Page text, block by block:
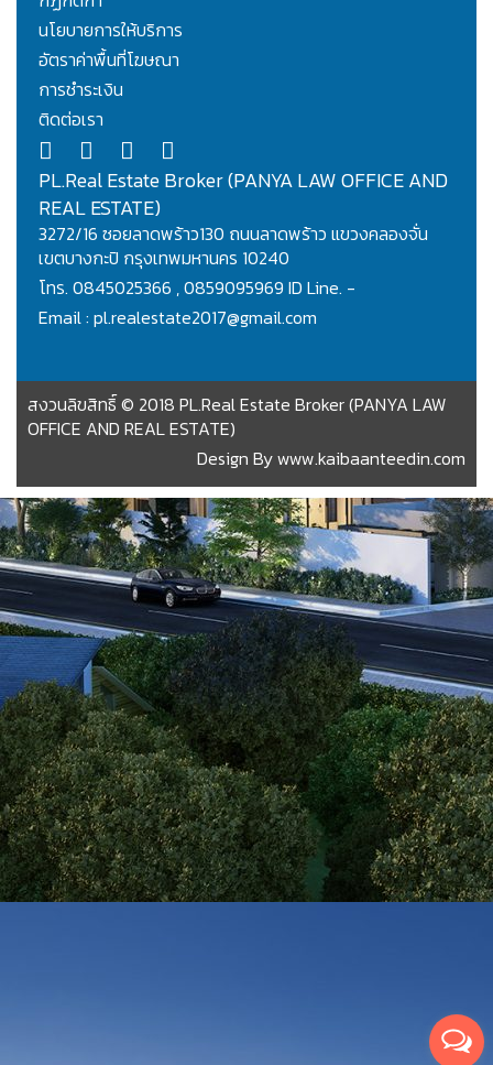
นโยบายการให้บริการ
อัตราค่าพื้นที่โฆษณา
การชำระเงิน
ติดต่อเรา
PL.Real Estate Broker (PANYA LAW OFFICE AND
REAL ESTATE)
3272/16 ซอยลาดพร้าว130 ถนนลาดพร้าว แขวงคลองจั่น
เขตบางกะปิ กรุงเทพมหานคร 10240
โทร. 0845025366 , 0859095969 ID Line. -
Email : pl.realestate2017@gmail.com
สงวนลิขสิทธิ์ © 2018 PL.Real Estate Broker (PANYA LAW
OFFICE AND REAL ESTATE)
Design Bywww.kaibaanteedin.com